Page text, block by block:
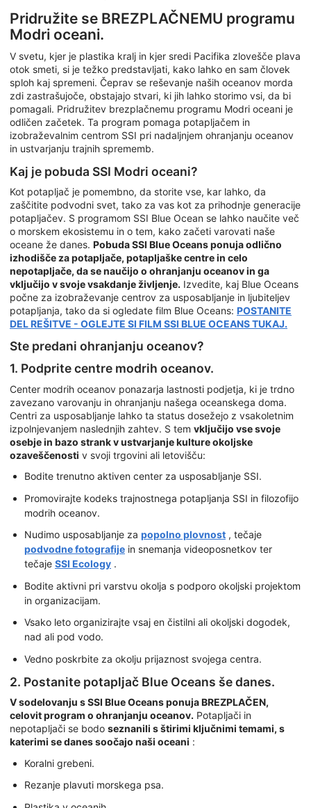
Pridružite se BREZPLAČNEMU programu
Modri oceani.
V svetu, kjer je plastika kralj in kjer sredi Pacifika zlovešče plava
otok smeti, si je težko predstavljati, kako lahko en sam človek
sploh kaj spremeni. Čeprav se reševanje naših oceanov morda
zdi zastrašujoče, obstajajo stvari, ki jih lahko storimo vsi, da bi
pomagali. Pridružitev brezplačnemu programu Modri oceani je
odličen začetek. Ta program pomaga potapljačem in
izobraževalnim centrom SSI pri nadaljnjem ohranjanju oceanov
in ustvarjanju trajnih sprememb.
Kaj je pobuda SSI Modri oceani?
Kot potapljač je pomembno, da storite vse, kar lahko, da
zaščitite podvodni svet, tako za vas kot za prihodnje generacije
potapljačev. S programom SSI Blue Ocean se lahko naučite več
o morskem ekosistemu in o tem, kako začeti varovati naše
oceane že danes. Pobuda SSI Blue Oceans ponuja odlično
izhodišče za potapljače, potapljaške centre in celo
nepotapljače, da se naučijo o ohranjanju oceanov in ga
vključijo v svoje vsakdanje življenje. Izvedite, kaj Blue Oceans
počne za izobraževanje centrov za usposabljanje in ljubiteljev
potapljanja, tako da si ogledate film Blue Oceans: POSTANITE
DEL REŠITVE - OGLEJTE SI FILM SSI BLUE OCEANS TUKAJ.
Ste predani ohranjanju oceanov?
1. Podprite centre modrih oceanov.
Center modrih oceanov ponazarja lastnosti podjetja, ki je trdno
zavezano varovanju in ohranjanju našega oceanskega doma.
Centri za usposabljanje lahko ta status dosežejo z vsakoletnim
izpolnjevanjem naslednjih zahtev. S tem vključijo vse svoje
osebje in bazo strank v ustvarjanje kulture okoljske
ozaveščenosti v svoji trgovini ali letovišču:
Bodite trenutno aktiven center za usposabljanje SSI.
Promovirajte kodeks trajnostnega potapljanja SSI in filozofijo
modrih oceanov.
Nudimo usposabljanje za popolno plovnost , tečaje
podvodne fotografije in snemanja videoposnetkov ter
tečaje SSI Ecology .
Bodite aktivni pri varstvu okolja s podporo okoljski projektom
in organizacijam.
Vsako leto organizirajte vsaj en čistilni ali okoljski dogodek,
nad ali pod vodo.
Vedno poskrbite za okolju prijaznost svojega centra.
2. Postanite potapljač Blue Oceans še danes.
V sodelovanju s SSI Blue Oceans ponuja BREZPLAČEN,
celovit program o ohranjanju oceanov. Potapljači in
nepotapljači se bodo seznanili s štirimi ključnimi temami, s
katerimi se danes soočajo naši oceani :
Koralni grebeni.
Rezanje plavuti morskega psa.